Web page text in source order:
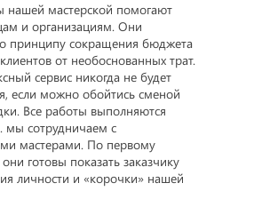
нашей мастерской помогают
и организациям. Они
принципу сокращения бюджета
от необоснованных трат.
сервис никогда не будет
если можно обойтись сменой
Все работы выполняются
мы сотрудничаем с
мастерами. По первому
готовы показать заказчику
личности и «корочки» нашей